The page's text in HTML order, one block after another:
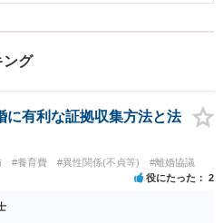
し、夫との離婚を成立させてほしいと
払及び年金分割などを求めました。ま
ました。 離婚調停は成立しないで終わ
た。 裁判離婚手続では、 ①子どもらの
どもの養育費をいくら、いつまで支払
金額 などが争点となりました。 上記争
について争い、③退職金を財産分与の
事務所の弁護士は、①から③の争点など
の発育状況、健康状態、別居前の生活
ング
に有利な証拠収集方法と法
#養育費 #異性関係(不貞等) #離婚協議
役にたった 2